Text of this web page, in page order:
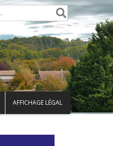
AFFICHAGE LÉGAL